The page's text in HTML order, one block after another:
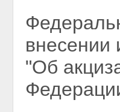
внесении
"Об